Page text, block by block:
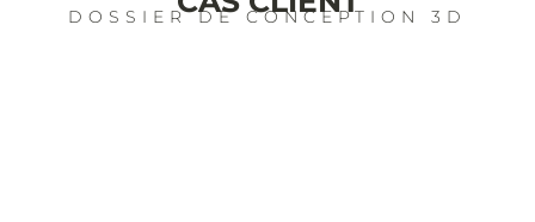
DOSSIER DE CONCEPTION 3D